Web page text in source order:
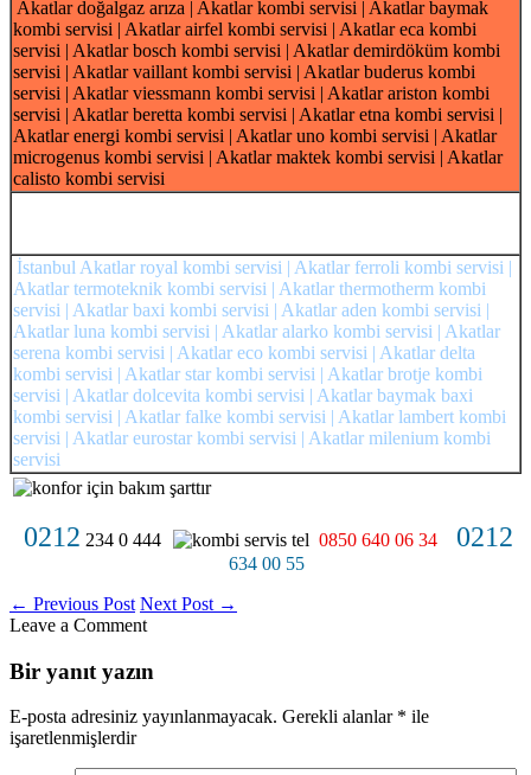
Akatlar doğalgaz arıza | Akatlar kombi servisi | Akatlar baymak
kombi servisi | Akatlar airfel kombi servisi | Akatlar eca kombi
servisi | Akatlar bosch kombi servisi | Akatlar demirdöküm kombi
servisi | Akatlar vaillant kombi servisi | Akatlar buderus kombi
servisi | Akatlar viessmann kombi servisi | Akatlar ariston kombi
servisi | Akatlar beretta kombi servisi | Akatlar etna kombi servisi |
Akatlar energi kombi servisi | Akatlar uno kombi servisi | Akatlar
microgenus kombi servisi | Akatlar maktek kombi servisi | Akatlar
calisto kombi servisi
İstanbul Akatlar royal kombi servisi | Akatlar ferroli kombi servisi |
Akatlar termoteknik kombi servisi | Akatlar thermotherm kombi
servisi | Akatlar baxi kombi servisi | Akatlar aden kombi servisi |
Akatlar luna kombi servisi | Akatlar alarko kombi servisi | Akatlar
serena kombi servisi | Akatlar eco kombi servisi | Akatlar delta
kombi servisi | Akatlar star kombi servisi | Akatlar brotje kombi
servisi | Akatlar dolcevita kombi servisi | Akatlar baymak baxi
kombi servisi | Akatlar falke kombi servisi | Akatlar lambert kombi
servisi | Akatlar eurostar kombi servisi | Akatlar milenium kombi
servisi
0212 234 0 444 0850 640 06 34 0212
634 00 55
← Previous Post Next Post →
Leave a Comment
Bir yanıt yazın
E-posta adresiniz yayınlanmayacak. Gerekli alanlar * ile
işaretlenmişlerdir